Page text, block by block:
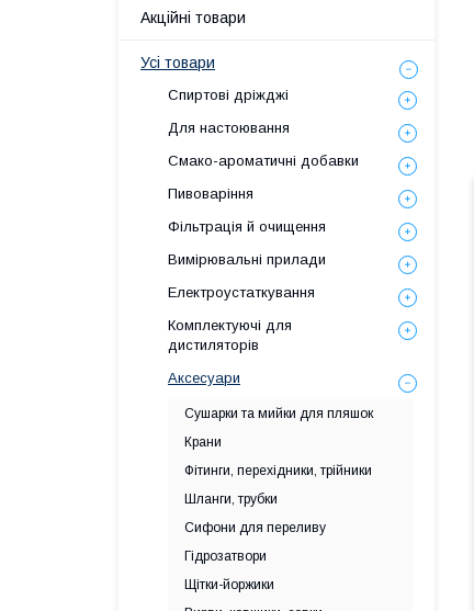
Акційні товари
Усі товари
Спиртові дріжджі
Для настоювання
Смако-ароматичні добавки
Пивоваріння
Фільтрація й очищення
Вимірювальні прилади
Електроустаткування
Комплектуючі для
дистиляторів
Аксесуари
Сушарки та мийки для пляшок
Крани
Фітинги, перехідники, трійники
Шланги, трубки
Сифони для переливу
Гідрозатвори
Щітки-йоржики